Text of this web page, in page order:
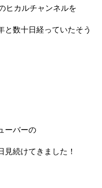
ヒカルチャンネルを
と数十日経っていたそう
ーバーの
見続けてきました！